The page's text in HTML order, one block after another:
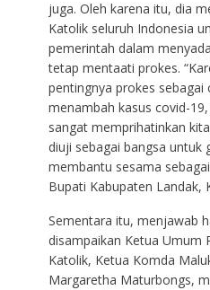
juga. Oleh karena itu, dia
Katolik seluruh Indonesia
pemerintah dalam
tetap mentaati prokes.
pentingnya prokes sebagai
menambah kasus covid-
sangat memprihatinkan
diuji sebagai bangsa untuk
membantu sesama
Bupati Kabupaten Landak,
Sementara itu, menjawab
disampaikan Ketua Umum
Katolik, Ketua Komda
Margaretha Maturbongs,